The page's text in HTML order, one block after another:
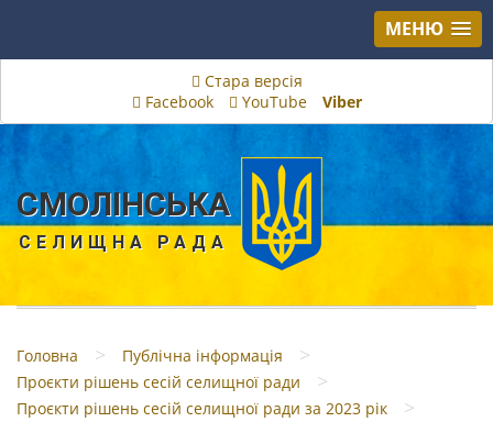
МЕНЮ
Стара версія
Facebook
YouTube Viber
СМОЛІНСЬКА
СЕЛИЩНА РАДА
Головна > Публічна інформація >
Проєкти рішень сесій селищної ради >
Проєкти рішень сесій селищної ради за 2023 рік >